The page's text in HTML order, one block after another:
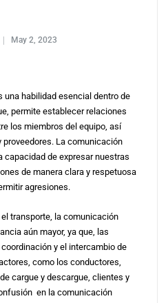
May 2, 2023
una habilidad esencial dentro de
permite establecer relaciones
los miembros del equipo, así
La comunicación
capacidad de expresar nuestras
de manera clara y respetuosa
agresiones.
transporte, la comunicación
aún mayor, ya que, las
y el intercambio de
como los conductores,
cargue y descargue, clientes y
en la comunicación